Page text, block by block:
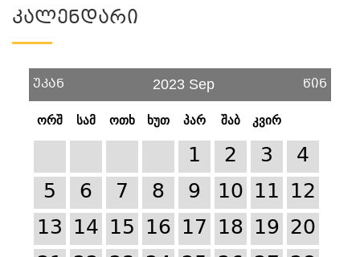
Კალენდარი
უკან 2023 Sep წინ
ორშ სამ ოთხ ხუთ პარ შაბ კვირ
1 2 3
4
5
6 7 8 9 10 11 12
13 14 15 16 17 18 19 20